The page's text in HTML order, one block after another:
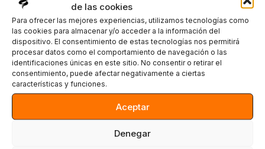
de las cookies
Para ofrecer las mejores experiencias, utilizamos tecnologías como
las cookies para almacenar y/o acceder a la información del
dispositivo. El consentimiento de estas tecnologías nos permitirá
procesar datos como el comportamiento de navegación o las
identificaciones únicas en este sitio. No consentir o retirar el
consentimiento, puede afectar negativamente a ciertas
características y funciones.
Aceptar
Denegar
Kettlebell Gorilla Row: Guía